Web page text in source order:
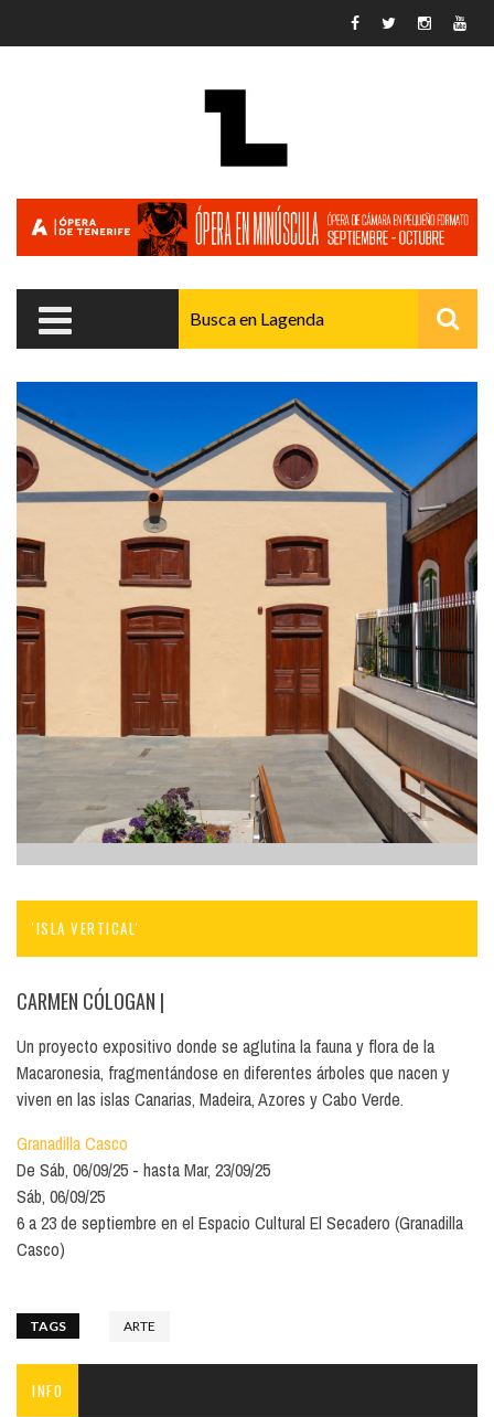
'ISLA VERTICAL'
CARMEN CÓLOGAN |
Un proyecto expositivo donde se aglutina la fauna y flora de la
Macaronesia, fragmentándose en diferentes árboles que nacen y
viven en las islas Canarias, Madeira, Azores y Cabo Verde.
Granadilla Casco
De Sáb, 06/09/25 hastaMar, 23/09/25
Sáb, 06/09/25
6 a 23 de septiembre en el Espacio Cultural El Secadero (Granadilla
Casco)
TAGS ARTE
INFO